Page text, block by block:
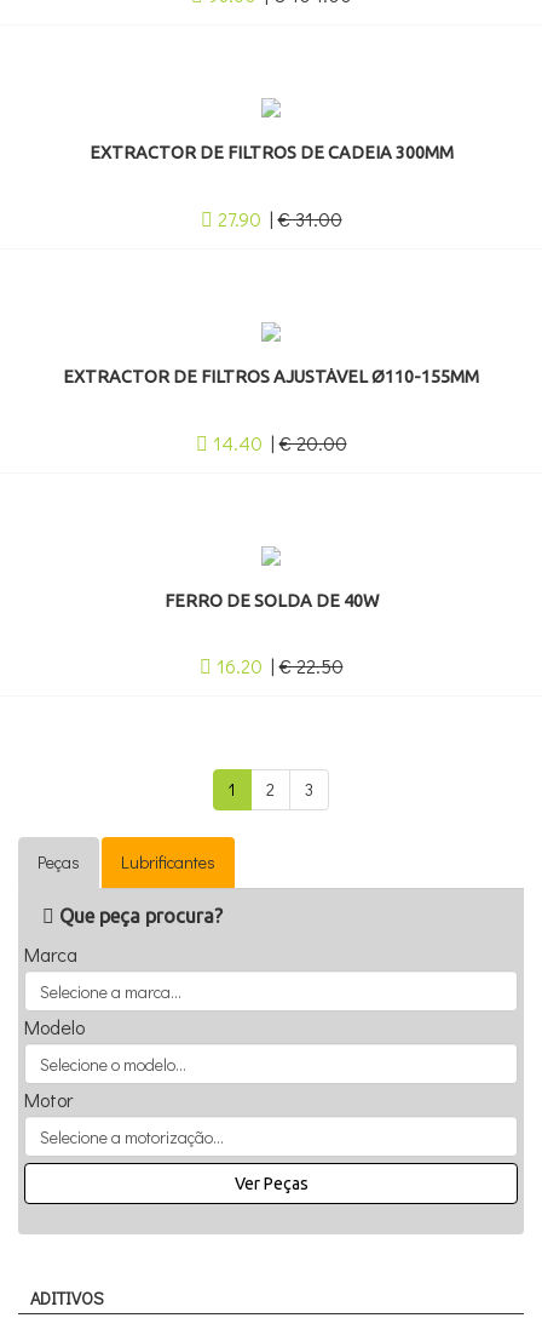
EXTRACTOR DE FILTROS DE CADEIA 300MM
27.90 |€ 31.00
EXTRACTOR DE FILTROS AJUSTÁVEL Ø110-155MM
14.40 |€ 20.00
FERRO DE SOLDA DE 40W
16.20 |€ 22.50
1 2 3
Peças Lubrificantes
Que peça procura?
Marca
Modelo
Motor
Ver Peças
ADITIVOS